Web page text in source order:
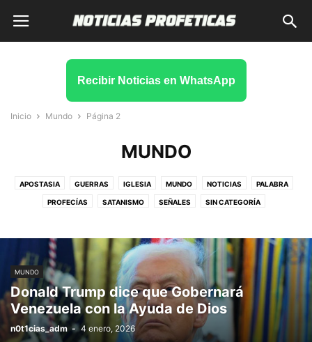
Recibir Noticias en WhatsApp
Inicio Mundo Página 2
MUNDO
APOSTASIA GUERRAS IGLESIA MUNDO NOTICIAS PALABRA
PROFECÍAS SATANISMO SEÑALES SIN CATEGORÍA
MUNDO
Donald Trump dice que Gobernará
Venezuela con la Ayuda de Dios
n0t1cias_adm - 4 enero, 2026